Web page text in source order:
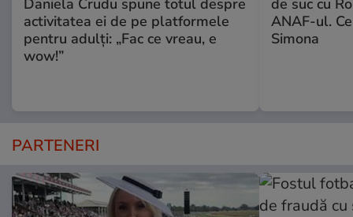
Daniela Crudu spune totul despre
activitatea ei de pe platformele
pentru adulți: „Fac ce vreau, e
wow!”
de suc cu
ANAF-ul.
Simona
PARTENERI